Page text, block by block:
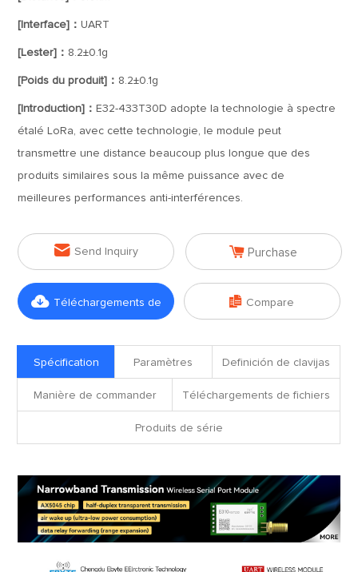
[Interface]：UART
[Lester]： 8.2±0.1g
[Poids du produit]： 8.2±0.1g
[Introduction]： E32-433T30D adopte la technologie à spectre
étalé LoRa, avec cette technologie, le module peut
transmettre une distance beaucoup plus longue que des
produits similaires sous la même puissance avec de
meilleures performances anti-interférences.
 Send Inquiry  Purchase
 Téléchargements de  Compare
Spécification Paramètres Definición de clavijas
Manière de commander Téléchargements de fichiers
Produits de série